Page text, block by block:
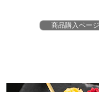
商品購入ペー